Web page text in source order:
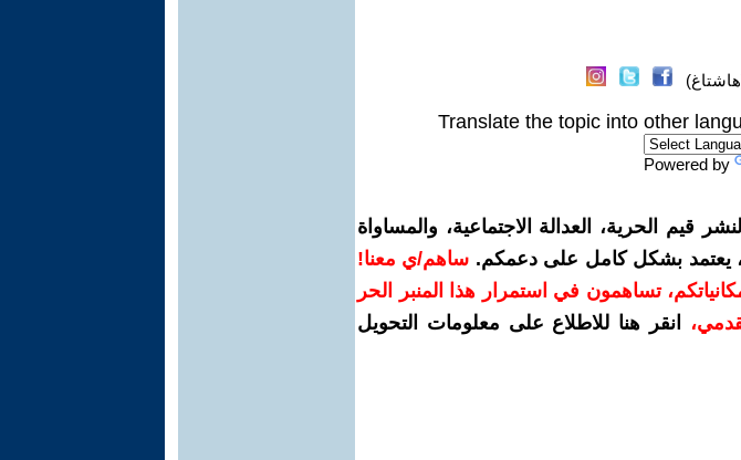
Translate the topic into other
Powered by
الحرية، العدالة الاجتماعية، والمساواة
يعتمد بشكل كامل على دعمكم. ساهم/ي معنا!
حسب إمكانياتكم، تساهمون في استمرار هذا المنبر الحر
،
انقر هنا للاطلاع على معلومات التحويل